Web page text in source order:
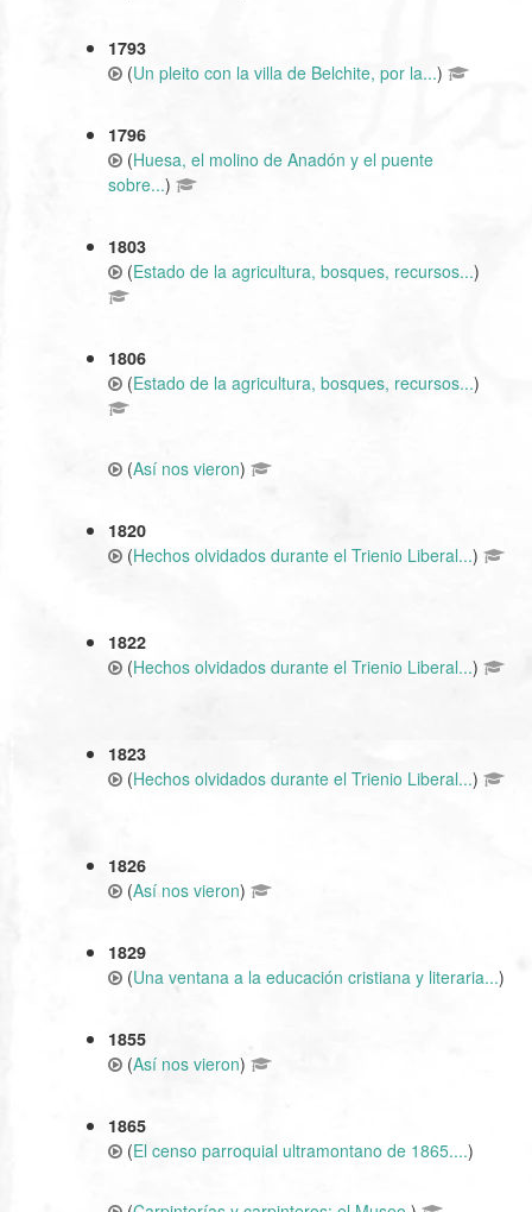
1793
(Un pleito con la villa de Belchite, por la...)
1796
(Huesa, el molino de Anadón y el puente
sobre...)
1803
(Estado de la agricultura, bosques, recursos...)
1806
(Estado de la agricultura, bosques, recursos...)
(Así nos vieron)
1820
(Hechos olvidados durante el Trienio Liberal...)
1822
(Hechos olvidados durante el Trienio Liberal...)
1823
(Hechos olvidados durante el Trienio Liberal...)
1826
(Así nos vieron)
1829
(Una ventana a la educación cristiana y literaria...)
1855
(Así nos vieron)
1865
(El censo parroquial ultramontano de 1865....)